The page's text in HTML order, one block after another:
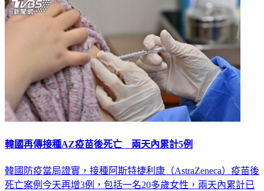
韓國再傳接種AZ疫苗後死亡 兩天內累計5例
韓國防疫當局證實，接種阿斯特捷利康（AstraZeneca）疫苗後
死亡案例今天再增3例，包括一名20多歲女性，兩天內累計已